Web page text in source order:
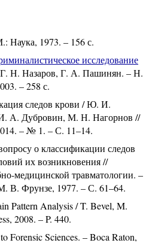
Наука, 1973. – 156 с.
исследование
Г. Н. Назаров, Г. А. Пашинян. – Н.
– 258 с.
следов крови / Ю. И.
А. Дубровин, М. Н. Нагорнов //
– № 1. – С. 11–14.
о классификации следов
их возникновения //
медицинской травматологии. –
В. Фрунзе, 1977. – С. 61–64.
Pattern Analysis / T. Bevel, M.
2008. – P. 440.
Forensic Sciences. – Boca Raton,